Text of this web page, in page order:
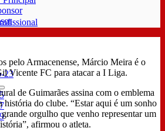
23
pelo Armacenense, Márcio Meira é o
Vicente FC para atacar a I Liga.
de Guimarães assina com o emblema
história do clube. “Estar aqui é um sonho
orgulho que venho representar um
afirmou o atleta.